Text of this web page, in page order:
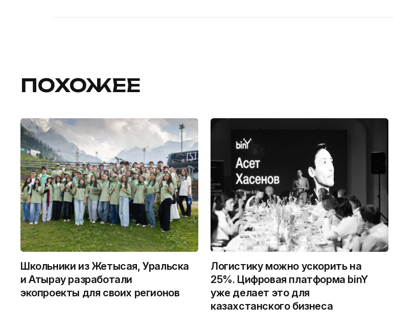
ПОХОЖЕЕ
Школьники из Жетысая, Уральска
и Атырау разработали
экопроекты для своих регионов
Логистику можно ускорить на
25%. Цифровая платформа binY
уже делает это для
казахстанского бизнеса